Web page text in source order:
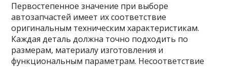
Первостепенное значение при выборе
автозапчастей имеет их соответствие
оригинальным техническим характеристикам.
Каждая деталь должна точно подходить по
размерам, материалу изготовления и
функциональным параметрам. Несоответствие